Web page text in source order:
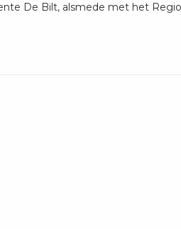
De Bilt, alsmede met het